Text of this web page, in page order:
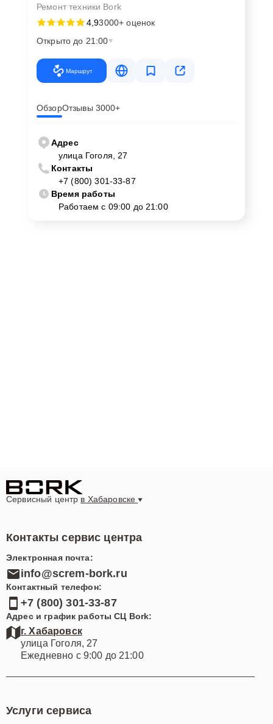
Ремонт техники Bork
4,93000+ оценок
Открыто до 21:00
Маршрут
ОбзорОтзывы 3000+
Адрес
улица Гоголя, 27
Контакты
+7 (800) 301-33-87
Время работы
Работаем с 09:00 до 21:00
Сервисный центр в Хабаровске
Контакты сервис центра
Электронная почта:
info@screm-bork.ru
Контактный телефон:
+7 (800) 301-33-87
Адрес и график работы СЦ Bork:
г. Хабаровск
улица Гоголя, 27
Ежедневно с 9:00 до 21:00
Услуги сервиса